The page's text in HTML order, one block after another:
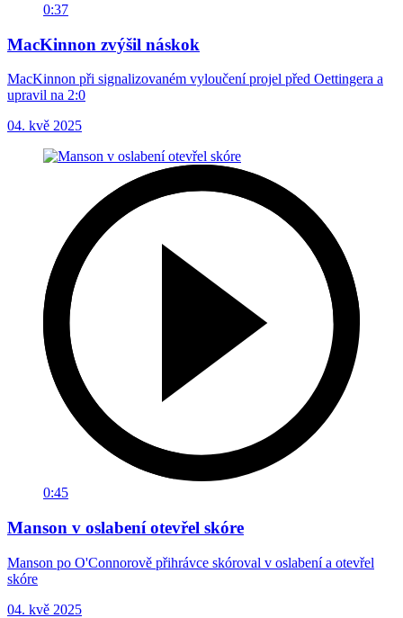
0:37
MacKinnon zvýšil náskok
MacKinnon při signalizovaném vyloučení projel před Oettingera a
upravil na 2:0
04. kvě 2025
0:45
Manson v oslabení otevřel skóre
Manson po O'Connorově přihrávce skóroval v oslabení a otevřel
skóre
04. kvě 2025